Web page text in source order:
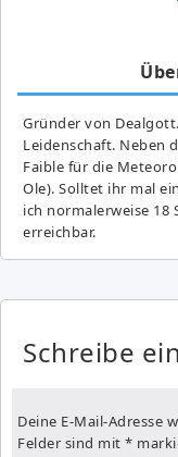
Gründer von
Leidenschaft. Neben
Fai­ble für die
Ole). Solltet ihr mal
ich normalerweise 18
erreichbar.
Schreibe
Deine E-Mail-Adresse
Felder sind mit *